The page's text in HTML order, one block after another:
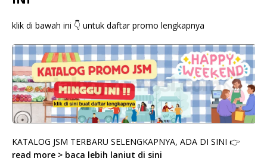
klik di bawah ini 👇 untuk daftar promo lengkapnya
KATALOG JSM TERBARU SELENGKAPNYA, ADA DI SINI 👉
read more > baca lebih lanjut di sini